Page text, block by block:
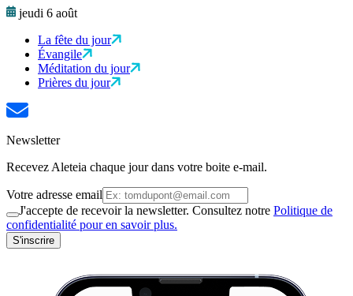
jeudi 6 août
La fête du jour
Évangile
Méditation du jour
Prières du jour
Newsletter
Recevez Aleteia chaque jour dans votre boite e-mail.
Votre adresse email
J'accepte de recevoir la newsletter. Consultez notre Politique de
confidentialité pour en savoir plus.
S'inscrire